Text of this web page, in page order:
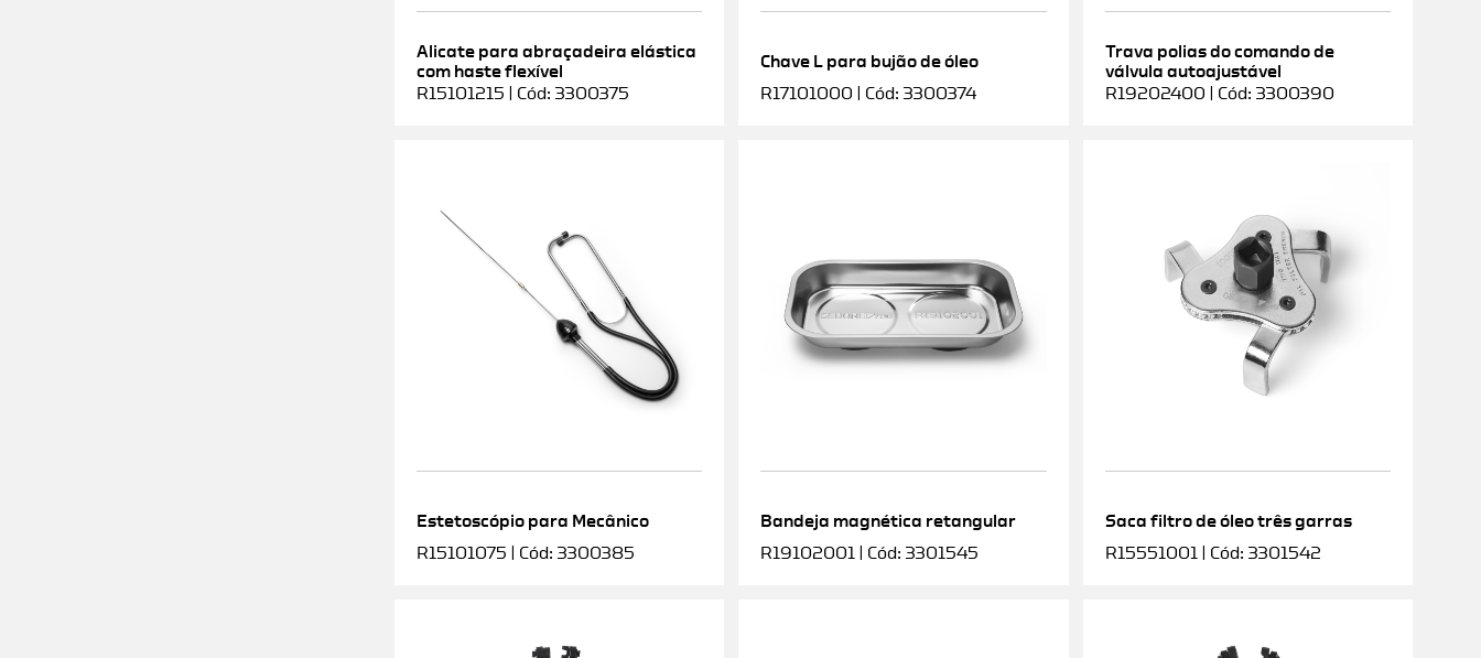
Alicate para abraçadeira elástica
com haste flexível
R15101215 | Cód: 3300375
Chave L para bujão de óleo
R17101000 | Cód: 3300374
Trava polias do comando de
válvula autoajustável
R19202400 | Cód: 3300390
Estetoscópio para Mecânico
R15101075 | Cód: 3300385
Bandeja magnética retangular
R19102001 | Cód: 3301545
Saca filtro de óleo três garras
R15551001 | Cód: 3301542